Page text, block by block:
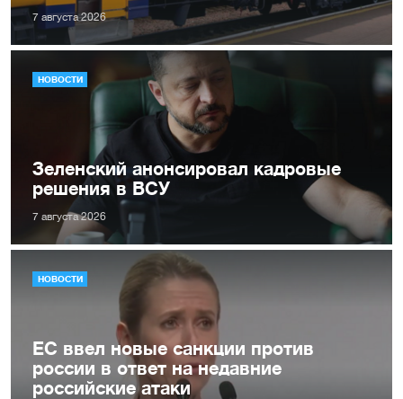
7 августа 2026
НОВОСТИ
Зеленский анонсировал кадровые
решения в ВСУ
7 августа 2026
НОВОСТИ
ЕС ввел новые санкции против
россии в ответ на недавние
российские атаки